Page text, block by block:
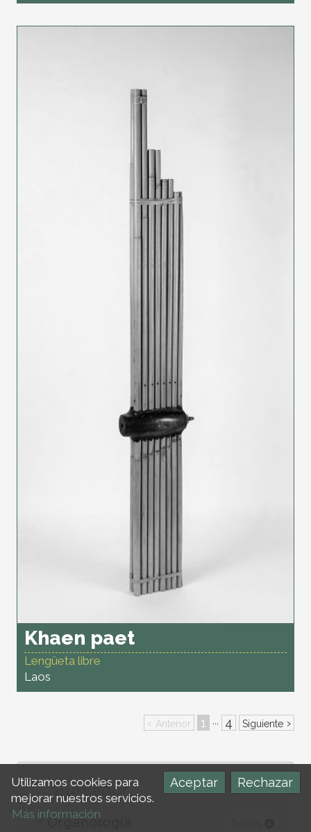
Khaen paet
Lengüeta libre
Laos
‹ Anterior 1 ··· 4 Siguiente ›
Buscador
Organología
Aceptar Rechazar
Utilizamos cookies para
mejorar nuestros servicios.
Más información